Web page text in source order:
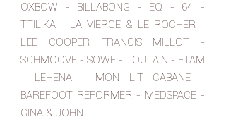
OXBOW - BILLABONG - EQ - 64 -
TTILIKA - LA VIERGE & LE ROCHER -
LEE COOPER FRANCIS MILLOT -
SCHMOOVE - SOWE - TOUTAIN - ETAM
- LEHENA - MON LIT CABANE -
BAREFOOT REFORMER - MEDSPACE -
GINA & JOHN